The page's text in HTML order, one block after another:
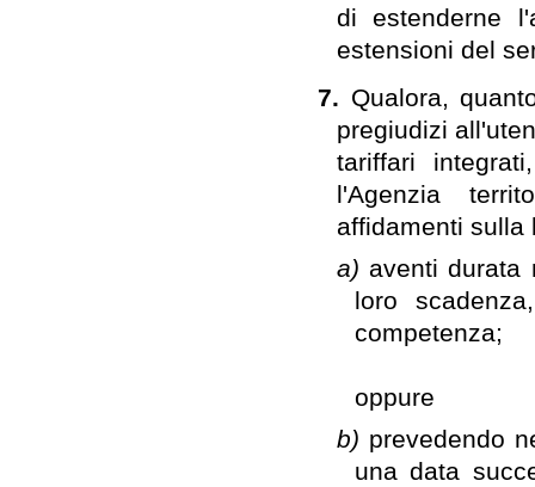
di estenderne
estensioni del
7. Qualora,
pregiudizi
tariffari
l'Agenzia
affidamenti sulla
a) aventi durata
loro
competenza;
oppure
b) prevedendo
una data